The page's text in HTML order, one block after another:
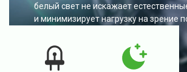
белый свет не искажает
и минимизирует нагрузку на зрение